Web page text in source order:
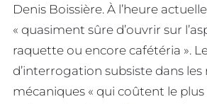
Denis Boissière. À l’heure
« quasiment sûre d’ouvrir sur
raquette ou encore cafétéria ».
d’interrogation subsiste dans
mécaniques « qui coûtent le plus